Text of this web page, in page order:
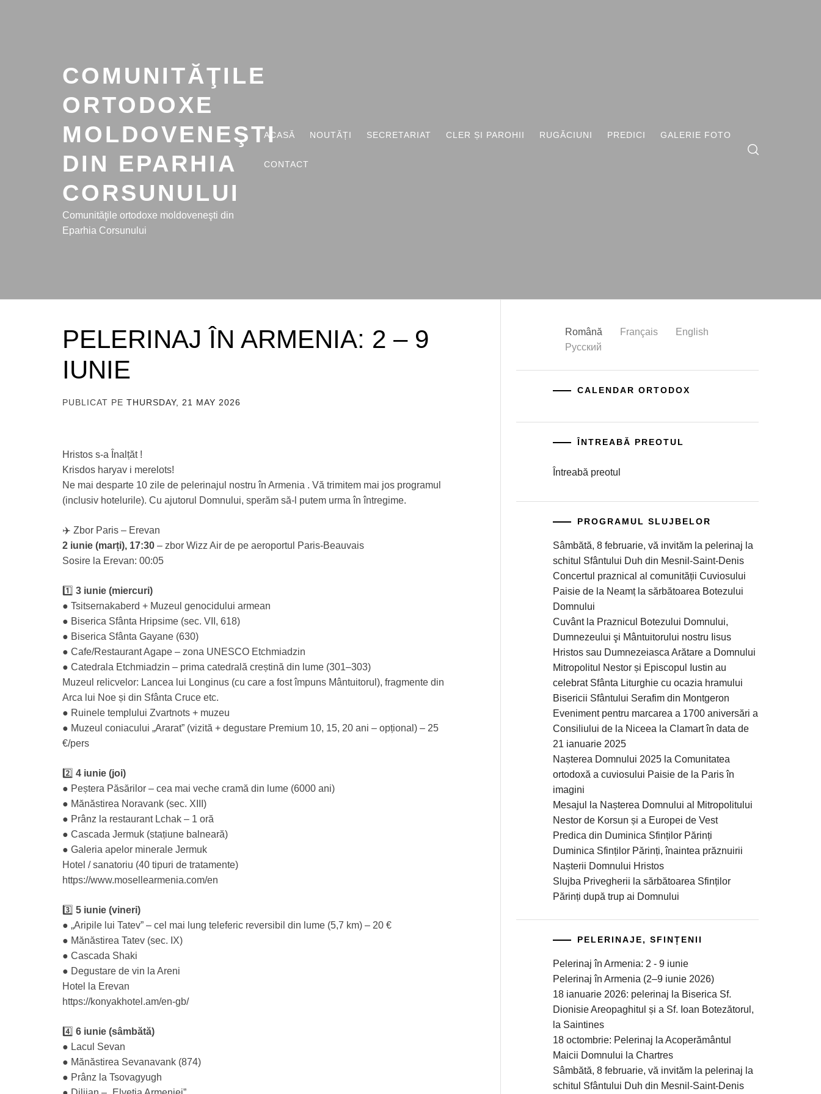
COMUNITĂŢILE
ORTODOXE
MOLDOVENEŞTI
DIN EPARHIA
CORSUNULUI
Comunităţile ortodoxe moldoveneşti din
Eparhia Corsunului
ACASĂ NOUTĂȚI SECRETARIAT CLER ȘI PAROHII RUGĂCIUNI PREDICI GALERIE FOTO
CONTACT
PELERINAJ ÎN ARMENIA: 2 – 9
IUNIE
PUBLICAT PE THURSDAY, 21 MAY 2026
Hristos s-a Înalțăt !
Krisdos haryav i merelots!
Ne mai desparte 10 zile de pelerinajul nostru în Armenia . Vă trimitem mai jos programul
(inclusiv hotelurile). Cu ajutorul Domnului, sperăm să-l putem urma în întregime.
✈️ Zbor Paris – Erevan
2 iunie (marți), 17:30 – zbor Wizz Air de pe aeroportul Paris-Beauvais
Sosire la Erevan: 00:05
1️⃣ 3 iunie (miercuri)
● Tsitsernakaberd + Muzeul genocidului armean
● Biserica Sfânta Hripsime (sec. VII, 618)
● Biserica Sfânta Gayane (630)
● Cafe/Restaurant Agape – zona UNESCO Etchmiadzin
● Catedrala Etchmiadzin – prima catedrală creștină din lume (301–303)
Muzeul relicvelor: Lancea lui Longinus (cu care a fost împuns Mântuitorul), fragmente din
Arca lui Noe și din Sfânta Cruce etc.
● Ruinele templului Zvartnots + muzeu
● Muzeul coniacului „Ararat” (vizită + degustare Premium 10, 15, 20 ani – opțional) – 25
€/pers
2️⃣ 4 iunie (joi)
● Peștera Păsărilor – cea mai veche cramă din lume (6000 ani)
● Mănăstirea Noravank (sec. XIII)
● Prânz la restaurant Lchak – 1 oră
● Cascada Jermuk (stațiune balneară)
● Galeria apelor minerale Jermuk
Hotel / sanatoriu (40 tipuri de tratamente)
https://www.mosellearmenia.com/en
3️⃣ 5 iunie (vineri)
● „Aripile lui Tatev” – cel mai lung teleferic reversibil din lume (5,7 km) – 20 €
● Mănăstirea Tatev (sec. IX)
● Cascada Shaki
● Degustare de vin la Areni
Hotel la Erevan
https://konyakhotel.am/en-gb/
4️⃣ 6 iunie (sâmbătă)
● Lacul Sevan
● Mănăstirea Sevanavank (874)
● Prânz la Tsovagyugh
Română Français
English
Русский
CALENDAR ORTODOX
ÎNTREABĂ PREOTUL
Întreabă preotul
PROGRAMUL SLUJBELOR
Sâmbătă, 8 februarie, vă invităm la pelerinaj la
schitul Sfântului Duh din Mesnil-Saint-Denis
Concertul praznical al comunității Cuviosului
Paisie de la Neamț la sărbătoarea Botezului
Domnului
Cuvânt la Praznicul Botezului Domnului,
Dumnezeului şi Mântuitorului nostru Iisus
Hristos sau Dumnezeiasca Arătare a Domnului
Mitropolitul Nestor și Episcopul Iustin au
celebrat Sfânta Liturghie cu ocazia hramului
Bisericii Sfântului Serafim din Montgeron
Eveniment pentru marcarea a 1700 aniversări a
Consiliului de la Niceea la Clamart în data de
21 ianuarie 2025
Nașterea Domnului 2025 la Comunitatea
ortodoxă a cuviosului Paisie de la Paris în
imagini
Mesajul la Nașterea Domnului al Mitropolitului
Nestor de Korsun și a Europei de Vest
Predica din Duminica Sfinților Părinți
Duminica Sfinților Părinți, înaintea prăznuirii
Nașterii Domnului Hristos
Slujba Privegherii la sărbătoarea Sfinților
Părinți după trup ai Domnului
PELERINAJE, SFINȚENII
Pelerinaj în Armenia: 2 - 9 iunie
Pelerinaj în Armenia (2–9 iunie 2026)
18 ianuarie 2026: pelerinaj la Biserica Sf.
Dionisie Areopaghitul și a Sf. Ioan Botezătorul,
la Saintines
18 octombrie: Pelerinaj la Acoperământul
Maicii Domnului la Chartres
Sâmbătă, 8 februarie, vă invităm la pelerinaj la
schitul Sfântului Duh din Mesnil-Saint-Denis